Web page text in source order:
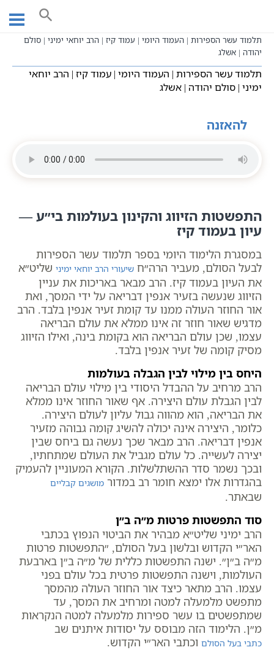
content
שיעורי קבלה כתבי אשלג
תלמוד עשר הספירות | העמוד היומי | עמוד קיז | הרב יוחאי ימיני | סולם
יהודה | אשלג
תלמוד עשר הספירות | העמוד היומי | עמוד קיז | הרב יוחאי
ימיני | סולם יהודה | אשלג
להאזנה
התפשטות הזיווג והקינון בעולמות בי״ע —
עיון בעמוד קיז
במסגרת הלימוד היומי בספר תלמוד עשר הספירות
לבעל הסולם, מעביר הרה״ח שיעורי הרב יוחאי ימיני שליט״א
את העיון בעמוד קיז. הרב מבאר באריכות את עניין
הזיווג שנעשה בזעיר אנפין דבריאה על ידי המסך, ואת
אור החוזר העולה ממנו עד קומת זעיר אנפין בלבד. הרב
מדגיש שאור חוזר זה אינו ממלא את עולם הבריאה
עצמו, שכן עולם הבריאה הוא בקומת בינה, ואילו הזיווג
מסיק קומה של זעיר אנפין בלבד.
היחס בין מילוי לבין הגבלה בעולמות
הרב מרחיב על ההבדל היסודי בין מילוי עולם הבריאה
לבין הגבלת עולם היצירה. אף שאור החוזר אינו ממלא
את הבריאה, הוא מהווה גבול עליון לעולם היצירה.
כלומר, היצירה אינה יכולה להשיג קומה גבוהה מזעיר
אנפין דבריאה. הרב מבאר שכך נעשה גם ביחס שבין
יצירה לעשייה. כל עולם מגביל את העולם שמתחתיו,
ובכך נשמר סדר ההשתלשלות. הקורא המעוניין להעמיק
בהגדרות אלו ימצא חומר רב במדור מושגים קבליים
שבאתר.
סוד התפשטות פרטות מ״ה ב״ן
הרב ימיני שליט״א מבהיר את הביטוי הנפוץ בכתבי
האר״י הקדוש ובלשון בעל הסולם, ״התפשטות פרטות
מ״ה ב״ן״. ישנה התפשטות כללית של מ״ה ב״ן בארבעת
העולמות, וישנה התפשטות פרטית בכל עולם בפני
עצמו. הרב מתאר כיצד אור החוזר העולה מהמסך
מתפשט מלמעלה למטה ומרחיב את המסך, עד
שמתפשטים בו עשר ספירות מלמעלה למטה הנקראות
מ״ן. הלימוד הזה מבוסס על יסודות איתנים שב
כתבי בעל הסולם וכתבי האר״י הקדוש.